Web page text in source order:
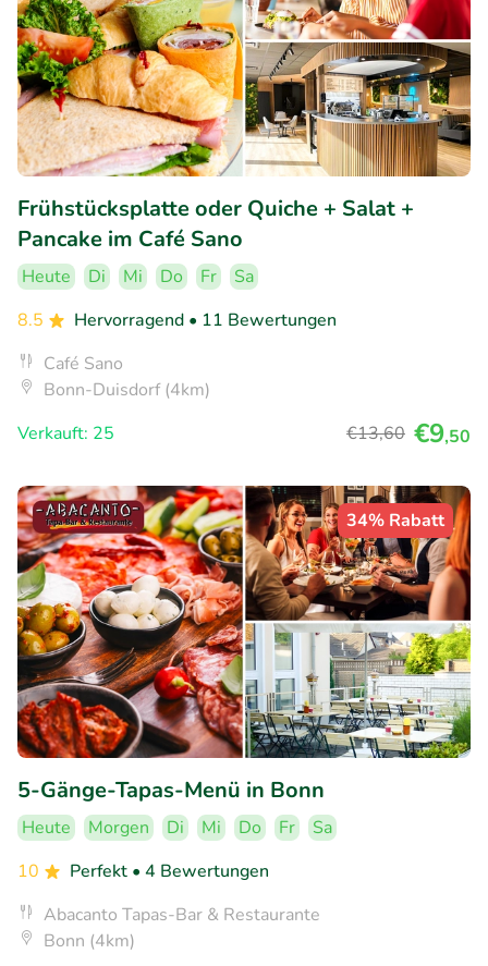
Frühstücksplatte oder Quiche + Salat +
Pancake im Café Sano
Heute Di Mi Do Fr
Sa
8.5
Hervorragend • 11 Bewertungen
Café Sano
Bonn-Duisdorf (4km)
Verkauft: 25
€13,60 €9,50
34% Rabatt
5-Gänge-Tapas-Menü in Bonn
Heute Morgen Di Mi Do Fr
Sa
10
Perfekt • 4 Bewertungen
Abacanto Tapas-Bar & Restaurante
Bonn (4km)